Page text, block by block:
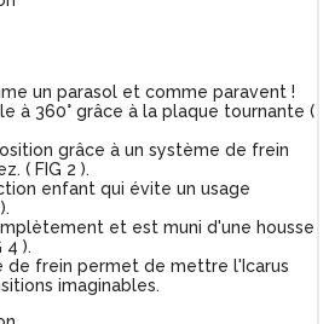
un parasol et comme paravent !
à 360° grâce à la plaque tournante (
grâce à un système de frein
( FIG 2 ).
enfant qui évite un usage
et est muni d'une housse
4 ).
de frein permet de mettre l'Icarus
imaginables.